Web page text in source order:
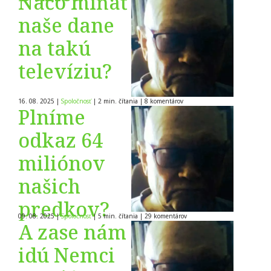
naše dane
na takú
televíziu?
16. 08. 2025 | Spoločnosť | 2 min. čítania | 8 komentárov
Plníme
odkaz 64
miliónov
našich
predkov?
09. 08. 2025| Spoločnosť | 5 min. čítania | 29 komentárov
A zase nám
idú Nemci